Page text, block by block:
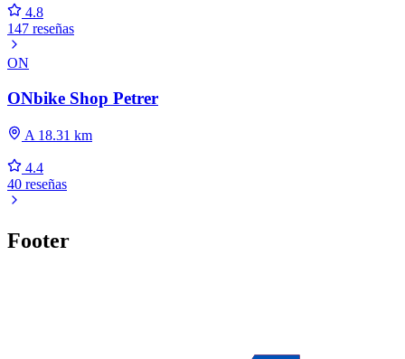
4.8
147 reseñas
ON
ONbike Shop Petrer
A 18.31 km
4.4
40 reseñas
Footer